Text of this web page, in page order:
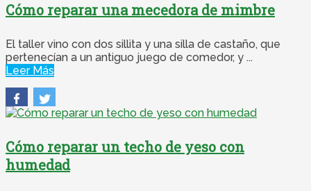
Cómo reparar una mecedora de mimbre
El taller vino con dos sillita y una silla de castaño, que
pertenecían a un antiguo juego de comedor, y ...
Leer Más
Cómo reparar un techo de yeso con
humedad